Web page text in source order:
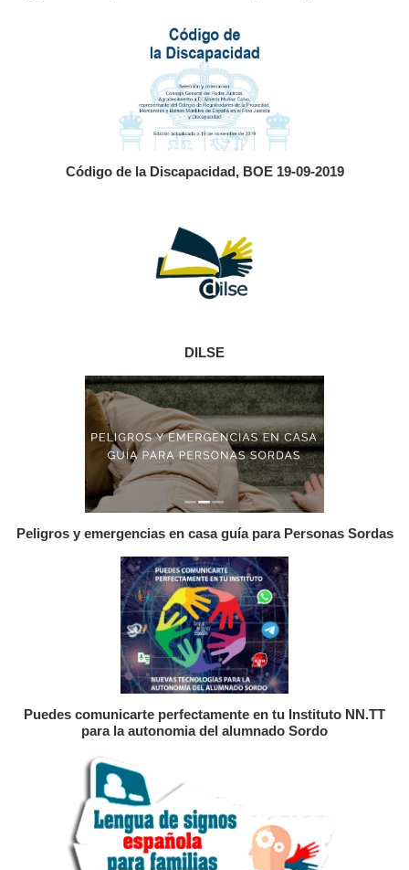
Código de la Discapacidad, BOE 19-09-2019
DILSE
Peligros y emergencias en casa guía para Personas Sordas
Puedes comunicarte perfectamente en tu Instituto NN.TT
para la autonomia del alumnado Sordo